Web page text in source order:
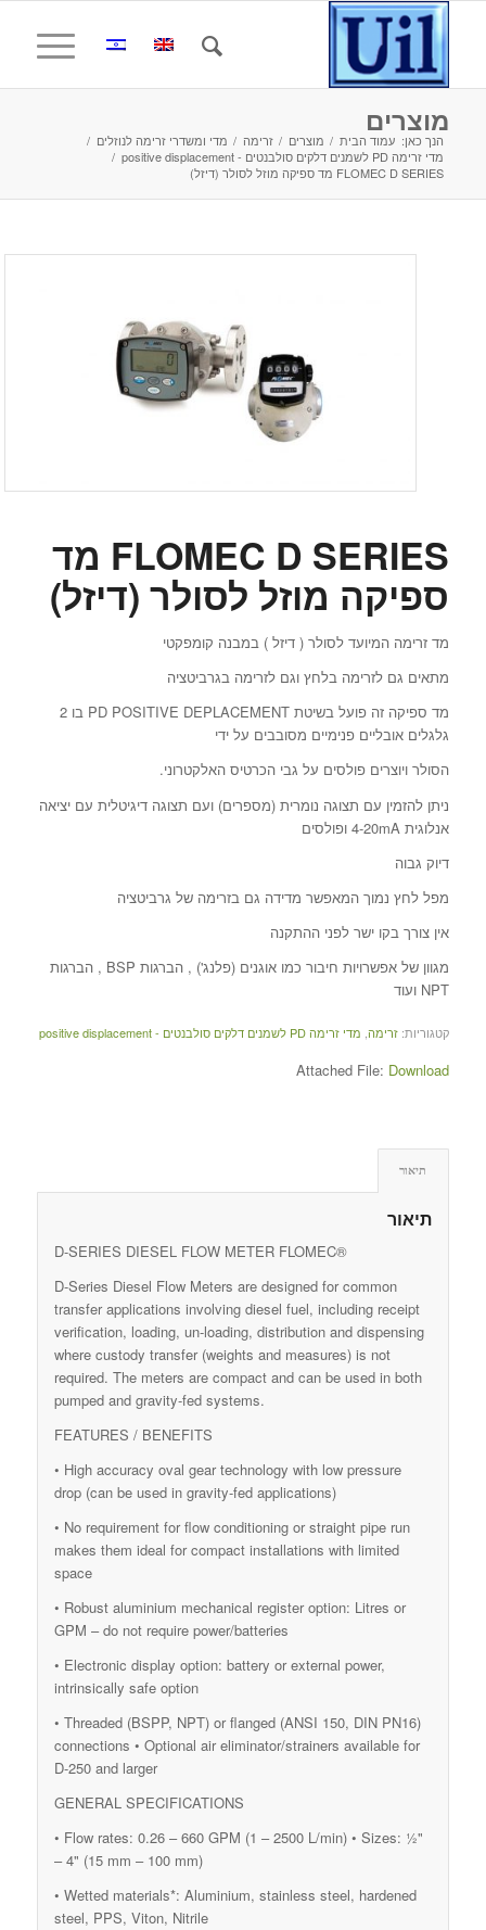
מוצרים
הנך כאן: עמוד הבית / מוצרים / זרימה / מדי ומשדרי זרימה לנוזלים /
מדי זרימה PD לשמנים דלקים סולבנטים - positive displacement
/
FLOMEC D SERIES מד ספיקה מוזל לסולר (דיזל)
FLOMEC D SERIES מד
ספיקה מוזל לסולר (דיזל)
מד זרימה המיועד לסולר ( דיזל ) במבנה קומפקטי
מתאים גם לזרימה בלחץ וגם לזרימה בגרביטציה
מד ספיקה זה פועל בשיטת PD POSITIVE DEPLACEMENT בו 2
גלגלים אובליים פנימיים מסובבים על ידי
הסולר ויוצרים פולסים על גבי הכרטיס האלקטרוני.
ניתן להזמין עם תצוגה נומרית (מספרים) ועם תצוגה דיגיטלית עם יציאה
אנלוגית 4-20mA ופולסים
דיוק גבוה
מפל לחץ נמוך המאפשר מדידה גם בזרימה של גרביטציה
אין צורך בקו ישר לפני ההתקנה
מגוון של אפשרויות חיבור כמו אוגנים (פלנג') , הברגות BSP , הברגות
NPT ועוד
קטגוריות: זרימה, מדי זרימה PD לשמנים דלקים סולבנטים - positive displacement
Attached File: Download
תיאור
תיאור
D-SERIES DIESEL FLOW METER FLOMEC®
D-Series Diesel Flow Meters are designed for common
transfer applications involving diesel fuel, including receipt
verification, loading, un-loading, distribution and dispensing
where custody transfer (weights and measures) is not
required. The meters are compact and can be used in both
pumped and gravity-fed systems.
FEATURES / BENEFITS
• High accuracy oval gear technology with low pressure
drop (can be used in gravity-fed applications)
• No requirement for flow conditioning or straight pipe run
makes them ideal for compact installations with limited
space
• Robust aluminium mechanical register option: Litres or
GPM – do not require power/batteries
• Electronic display option: battery or external power,
intrinsically safe option
• Threaded (BSPP, NPT) or flanged (ANSI 150, DIN PN16)
connections • Optional air eliminator/strainers available for
D-250 and larger
GENERAL SPECIFICATIONS
• Flow rates: 0.26 – 660 GPM (1 – 2500 L/min) • Sizes: ½"
– 4" (15 mm – 100 mm)
• Wetted materials*: Aluminium, stainless steel, hardened
steel, PPS, Viton, Nitrile